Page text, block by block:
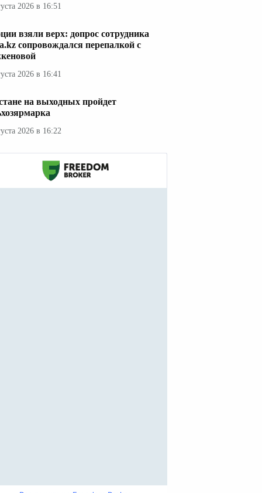
2026 в 16:51
взяли верх: допрос сотрудника
сопровождался перепалкой с
2026 в 16:41
на выходных пройдет
2026 в 16:22